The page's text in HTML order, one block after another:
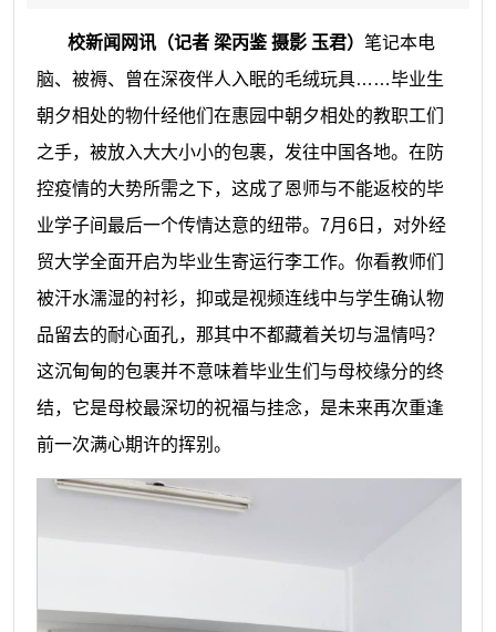
校新闻网讯（记者 梁丙鉴 摄影 玉君） 笔记本电
脑、被褥、曾在深夜伴人入眠的毛绒玩具……毕业生
朝夕相处的物什经他们在惠园中朝夕相处的教职工们
之手，被放入大大小小的包裹，发往中国各地。在防
控疫情的大势所需之下，这成了恩师与不能返校的毕
业学子间最后一个传情达意的纽带。7月6日，对外经
贸大学全面开启为毕业生寄运行李工作。你看教师们
被汗水濡湿的衬衫，抑或是视频连线中与学生确认物
品留去的耐心面孔，那其中不都藏着关切与温情吗？
这沉甸甸的包裹并不意味着毕业生们与母校缘分的终
结，它是母校最深切的祝福与挂念，是未来再次重逢
前一次满心期许的挥别。